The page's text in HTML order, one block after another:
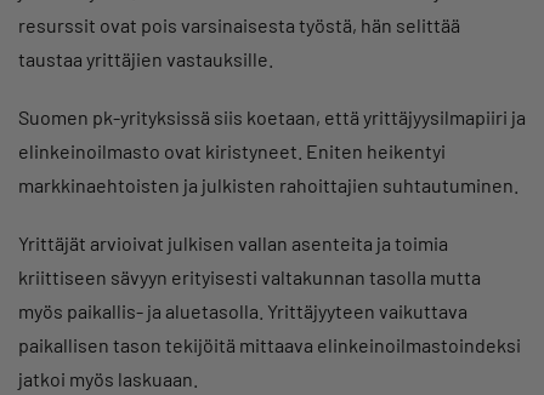
resurssit ovat pois varsinaisesta työstä, hän selittää
taustaa yrittäjien vastauksille.
Suomen pk-yrityksissä siis koetaan, että yrittäjyysilmapiiri ja
elinkeinoilmasto ovat kiristyneet. Eniten heikentyi
markkinaehtoisten ja julkisten rahoittajien suhtautuminen.
Yrittäjät arvioivat julkisen vallan asenteita ja toimia
kriittiseen sävyyn erityisesti valtakunnan tasolla mutta
myös paikallis- ja aluetasolla. Yrittäjyyteen vaikuttava
paikallisen tason tekijöitä mittaava elinkeinoilmastoindeksi
jatkoi myös laskuaan.